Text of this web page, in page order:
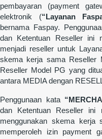
pembayaran (payment
elektronik (“Layanan
bernama Faspay.
dan Ketentuan Reseller ini
menjadi reseller untuk
skema kerja sama Reseller
Reseller Model PG yang
antara MEDIA dengan
Penggunaan kata
dan Ketentuan Reseller ini
menggunakan skema
memperoleh izin payment